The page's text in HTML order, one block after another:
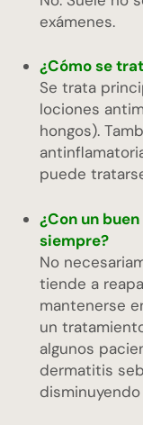
exámenes.
¿Cómo se
Se trata
lociones
hongos).
puede
¿Con un
siempre?
No
tiende a
mantenerse
un
algunos
dermatitis